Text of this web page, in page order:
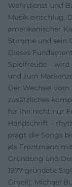
Wehrdienst und
Musik einschlug.
amerikanischer
Stimme und sein
Dieses
Spielfreude –
und zum
Der Wechsel
zusätzliches
für ihn nicht nur
Handschrift –
prägt die Songs
als Frontmann mit
Gründung und
1977 gründete
Gmell), Michael